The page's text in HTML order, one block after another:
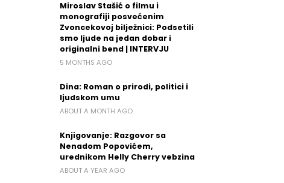
Miroslav Stašić o filmu i
monografiji posvećenim
Zvoncekovoj bilježnici: Podsetili
smo ljude na jedan dobar i
originalni bend | INTERVJU
5 MONTHS AGO
Dina: Roman o prirodi, politici i
ljudskom umu
ABOUT A MONTH AGO
Knjigovanje: Razgovor sa
Nenadom Popovićem,
urednikom Helly Cherry vebzina
ABOUT A YEAR AGO